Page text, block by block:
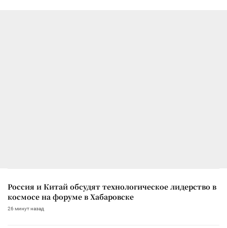
Россия и Китай обсудят технологическое лидерство в
космосе на форуме в Хабаровске
26 минут назад